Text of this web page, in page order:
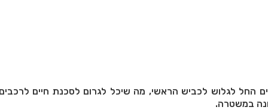
החל לגלוש לכביש הראשי, מה שיכל לגרום לסכנת חיים
במשטרה.